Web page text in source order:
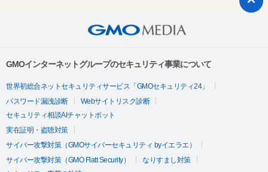
GMOインターネットグループのセキュリティ事業について
世界初総合ネットセキュリティサービス「GMOセキュリティ24」
パスワード漏洩診断
Webサイトリスク診断
セキュリティ相談AIチャットボット
実在証明・盗聴対策
サイバー攻撃対策（GMOサイバーセキュリティ byイエラエ）
サイバー攻撃対策（GMO Flatt Security）
なりすまし対策